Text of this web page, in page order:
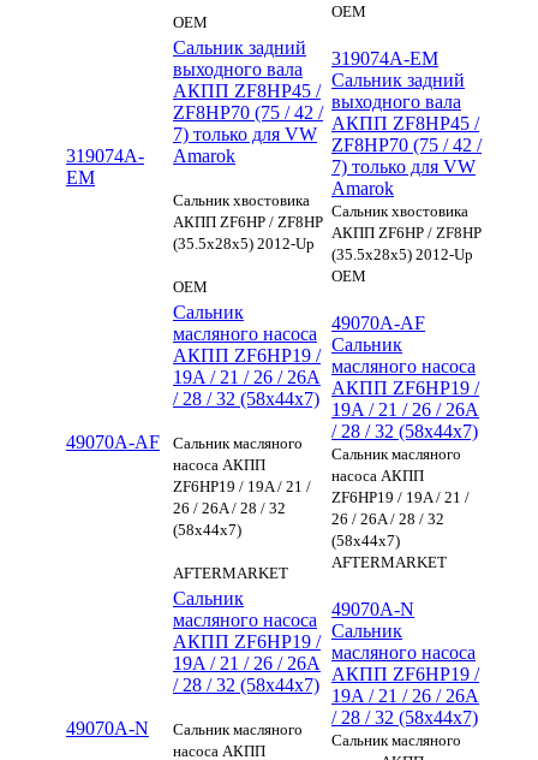
OEM
OEM
319074A-
EM
Сальник задний
выходного вала
АКПП ZF8HP45 /
ZF8HP70 (75 / 42 /
7) только для VW
Amarok
Сальник хвостовика
АКПП ZF6HP / ZF8HP
(35.5x28x5) 2012-Up
OEM
319074A-EM
Сальник задний
выходного вала
АКПП ZF8HP45 /
ZF8HP70 (75 / 42 /
7) только для VW
Amarok
Сальник хвостовика
АКПП ZF6HP / ZF8HP
(35.5x28x5) 2012-Up
OEM
49070A-AF
Сальник
масляного насоса
АКПП ZF6HP19 /
19A / 21 / 26 / 26A
/ 28 / 32 (58x44x7)
Сальник масляного
насоса АКПП
ZF6HP19 / 19A / 21 /
26 / 26A / 28 / 32
(58x44x7)
AFTERMARKET
49070A-AF
Сальник
масляного насоса
АКПП ZF6HP19 /
19A / 21 / 26 / 26A
/ 28 / 32 (58x44x7)
Сальник масляного
насоса АКПП
ZF6HP19 / 19A / 21 /
26 / 26A / 28 / 32
(58x44x7)
AFTERMARKET
49070A-N
Сальник
масляного насоса
АКПП ZF6HP19 /
19A / 21 / 26 / 26A
/ 28 / 32 (58x44x7)
Сальник масляного
насоса АКПП
49070A-N
Сальник
масляного насоса
АКПП ZF6HP19 /
19A / 21 / 26 / 26A
/ 28 / 32 (58x44x7)
Сальник масляного